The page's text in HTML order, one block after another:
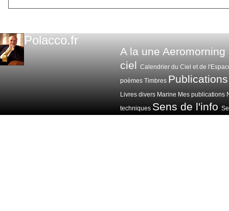
Polacco.fr
A la une Aeromorning
ciel Calendrier du Ciel et de
poèmes Timbres Publications
Livres divers Marine Mes publications
techniques Sens de l'info